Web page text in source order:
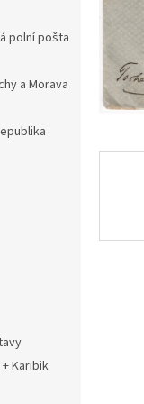
polní pošta
a Morava
Karibik